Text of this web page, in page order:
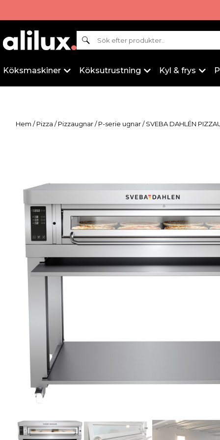
Sök
Köksmaskiner Köksutrustning Kyl & frys
Hem /Pizza /Pizzaugnar/P-serie ugnar/ SVEBA DAHLÉN